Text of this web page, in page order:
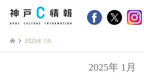
2025年 1月
2025年 1月